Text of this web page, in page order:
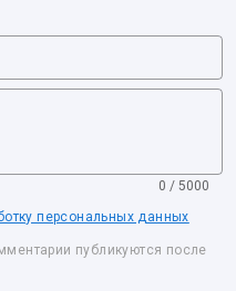
0 / 5000
персональных данных
публикуются после